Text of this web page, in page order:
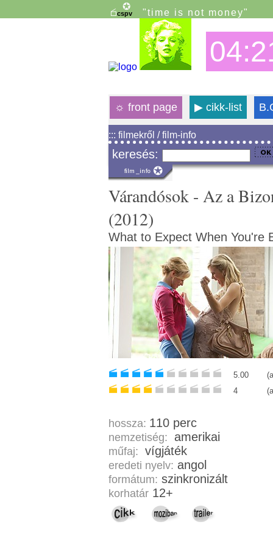
"time is not money"
☼ front page ▶cikk-list
::: filmekről / film-info
keresés:
Várandósok - Az a
(2012)
What to Expect When You're
5.00
4
hossza: 110 perc
nemzetiség: amerikai
műfaj: vígjáték
eredeti nyelv: angol
formátum: szinkronizált
korhatár 12+